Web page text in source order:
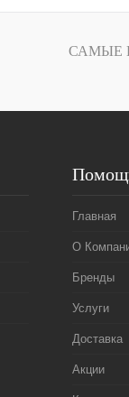
Сравнение
САМЫЕ
Главная
О
Бренды
Услуги
Доставка
Акции